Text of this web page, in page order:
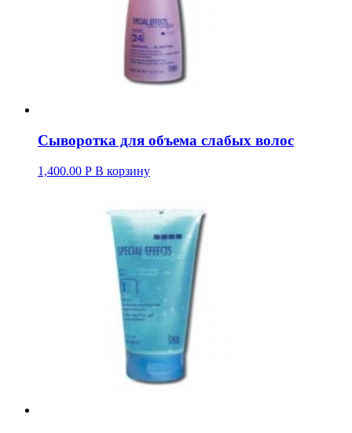
Сыворотка для объема слабых волос
1,400.00 Р В корзину